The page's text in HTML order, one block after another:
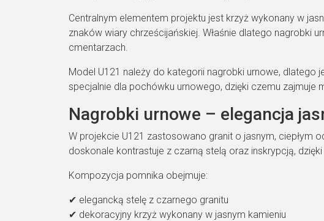
Centralnym elementem projektu jest krzyż wykonany w
znaków wiary chrześcijańskiej. Właśnie dlatego nagrobki
cmentarzach.
Model U121 należy do kategorii nagrobki urnowe,
specjalnie dla pochówku urnowego, dzięki czemu zajmuje
Nagrobki urnowe – elegancja
W projekcie U121 zastosowano granit o jasnym, ciepłym
doskonale kontrastuje z czarną stelą oraz inskrypcją,
Kompozycja pomnika obejmuje:
✔ elegancką stelę z czarnego granitu
✔ dekoracyjny krzyż wykonany w jasnym kamieniu